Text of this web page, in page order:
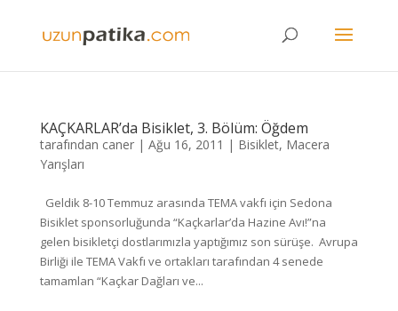
KAÇKARLAR’da Bisiklet, 3. Bölüm: Öğdem
tarafından caner| Ağu 16, 2011 | Bisiklet, Macera
Yarışları
Geldik 8-10 Temmuz arasında TEMA vakfı için Sedona
Bisiklet sponsorluğunda “Kaçkarlar’da Hazine Avı!”na
gelen bisikletçi dostlarımızla yaptığımız son sürüşe. Avrupa
Birliği ile TEMA Vakfı ve ortakları tarafından 4 senede
tamamlan “Kaçkar Dağları ve...